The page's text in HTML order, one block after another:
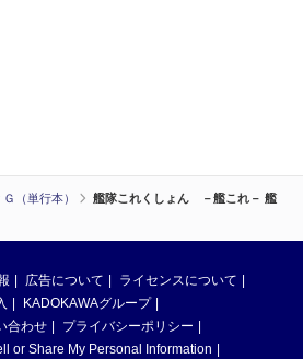
Ｇ（単行本）
艦隊これくしょん －艦これ－ 艦
広告について
ライセンスについて
KADOKAWAグループ
合わせ
プライバシーポリシー
or Share My Personal Information